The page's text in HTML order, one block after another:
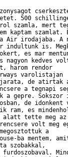
500
szamla, mert
kaptam szamlat.
Air irodajaba. A
indultunk is.
es mar
nagyon kedves
harom rendor
varolistajan
jarata, de atirtak
a tegnapi
a gepre.
de idonkent
ram, es
alatt tette meg
volt meg
a
ba mentem,
szobakkal,